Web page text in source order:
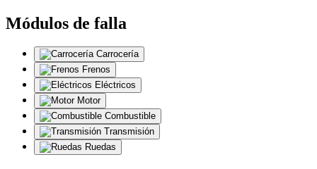
Módulos de falla
Carrocería
Frenos
Eléctricos
Motor
Combustible
Transmisión
Ruedas